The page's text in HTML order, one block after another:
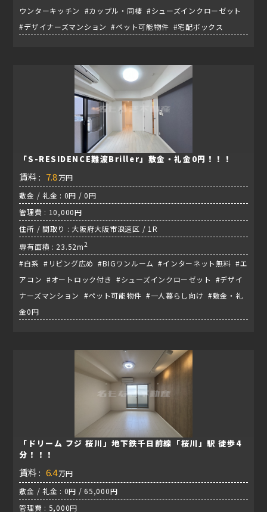
ウンターキッチン #カップル・同棲 #シューズインクローゼット
#デザイナーズマンション #ペット可能物件 #宅配ボックス
「S-RESIDENCE難波Briller」敷金・礼金0円！！！
賃料 : 7.8万円
敷金 / 礼金 : 0円 / 0円
管理費 : 10,000円
住所 / 間取り : 大阪府大阪市浪速区 / 1R
専有面積 : 23.52m2
#白系 #リビング広め #BIGワンルーム #インターネット無料 #エ
アコン #オートロック付き #シューズインクローゼット #デザイ
ナーズマンション #ペット可能物件 #一人暮らし向け #敷金・礼
金0円
「ドリーム フジ 桜川」地下鉄千日前線「桜川」駅 徒歩4
分！！！
賃料 : 6.4万円
敷金 / 礼金 : 0円 / 65,000円
管理費 : 5,000円